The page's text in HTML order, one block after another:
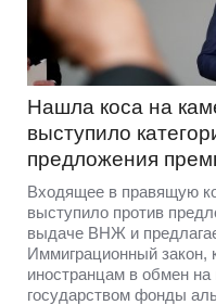
Нашла коса на
выступило
предложения
Входящее в правящую
выступило против
выдаче ВНЖ и
Иммиграционный закон,
иностранцам в обмен
государством фонды